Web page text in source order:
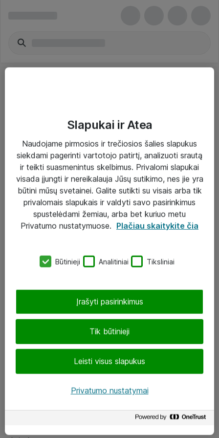
Paslaugos
Sprendimai
Įgyvendinti projektai
Atea ekspertų patarimai verslui
eShop@atea.lt
LinkedIn
Slapukai ir Atea
Naudojame pirmosios ir trečiosios šalies slapukus
siekdami pagerinti vartotojo patirtį, analizuoti srautą
ir teikti suasmenintus skelbimus. Privalomi slapukai
visada įjungti ir nereikalauja Jūsų sutikimo, nes jie yra
būtini mūsų svetainei. Galite sutikti su visais arba tik
privalomais slapukais ir valdyti savo pasirinkimus
spustelėdami žemiau, arba bet kuriuo metu
Privatumo nustatymuose. Plačiau skaitykite čia
Būtinieji Analitiniai Tiksliniai
Tik būtinieji
Leisti visus slapukus
Įrašyti pasirinkimus
Privatumo nustatymai